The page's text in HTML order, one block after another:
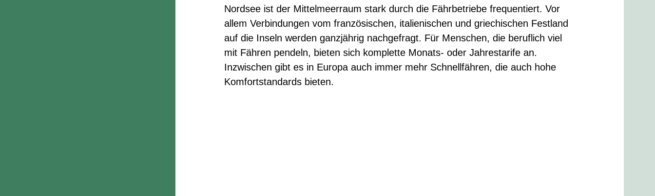
Nordsee ist der Mittelmeerraum stark durch die Fährbetriebe frequentiert. Vor
allem Verbindungen vom französischen, italienischen und griechischen Festland
auf die Inseln werden ganzjährig nachgefragt. Für Menschen, die beruflich viel
mit Fähren pendeln, bieten sich komplette Monats- oder Jahrestarife an.
Inzwischen gibt es in Europa auch immer mehr Schnellfähren, die auch hohe
Komfortstandards bieten.